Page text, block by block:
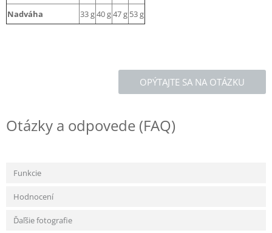
Nadváha
33 g40 g47 g 53 g
OPÝTAJTE SA NA OTÁZKU
Otázky a odpovede (FAQ)
Funkcie
Hodnocení
Ďaľšie fotografie